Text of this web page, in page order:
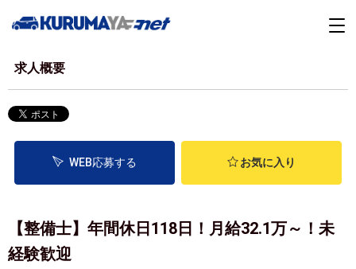
求人概要
WEB応募する お気に入り
【整備士】年間休日118日！月給32.1万～！未
経験歓迎